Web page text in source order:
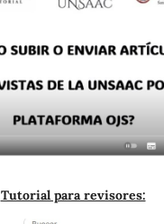
Tutorial para revisores: